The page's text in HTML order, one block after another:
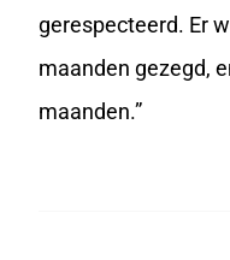
gerespecteerd. Er
maanden gezegd,
maanden.”